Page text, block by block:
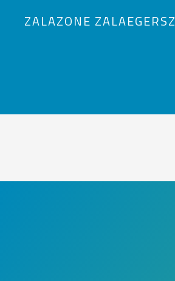
ZALAZONE